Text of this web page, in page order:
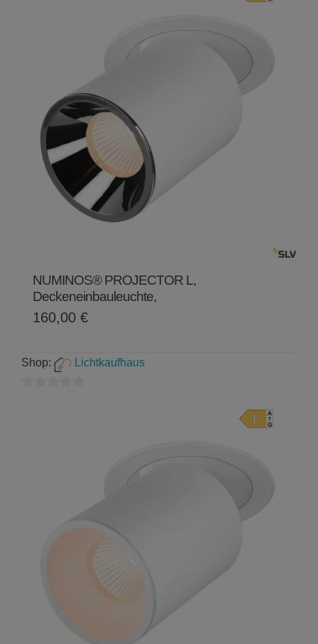
NUMINOS® PROJECTOR L,
Deckeneinbauleuchte,
160,00 €
Shop: Lichtkaufhaus